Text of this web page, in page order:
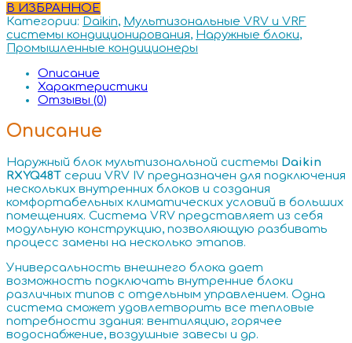
В ИЗБРАННОЕ
Категории: Daikin, Мультизональные VRV и VRF
системы кондиционирования, Наружные блоки,
Промышленные кондиционеры
Описание
Характеристики
Отзывы (0)
Описание
Наружный блок мультизональной системы Daikin
RXYQ48T серии VRV IV предназначен для подключения
нескольких внутренних блоков и создания
комфортабельных климатических условий в больших
помещениях. Система VRV представляет из себя
модульную конструкцию, позволяющую разбивать
процесс замены на несколько этапов.
Универсальность внешнего блока дает
возможность подключать внутренние блоки
различных типов с отдельным управлением. Одна
система сможет удовлетворить все тепловые
потребности здания: вентиляцию, горячее
водоснабжение, воздушные завесы и др.